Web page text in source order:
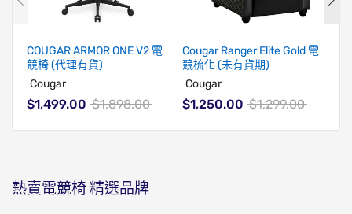
COUGAR ARMOR ONE V2 電
競椅 (代理有貨)
Cougar
$1,499.00 $1,898.00
Cougar Ranger Elite Gold 電
競梳化 (未有貨期)
Cougar
$1,250.00 $1,299.00
熱賣電競椅精選品牌